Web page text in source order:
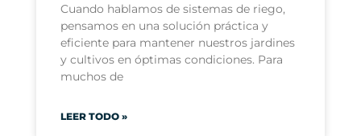
Cuando hablamos de sistemas de riego,
pensamos en una solución práctica y
eficiente para mantener nuestros jardines
y cultivos en óptimas condiciones. Para
muchos de
LEER TODO »